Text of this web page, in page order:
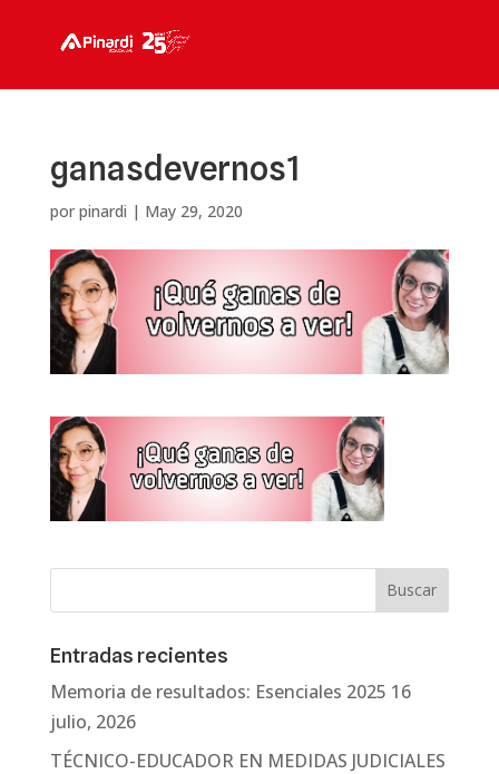
ganasdevernos1
por pinardi | May 29, 2020
Entradas recientes
Memoria de resultados: Esenciales 2025 16
julio, 2026
TÉCNICO-EDUCADOR EN MEDIDAS JUDICIALES